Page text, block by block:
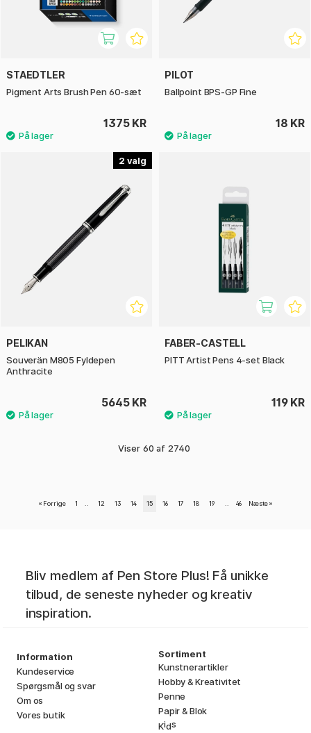
STAEDTLER
Pigment Arts Brush Pen 60-sæt
1375 KR
PILOT
Ballpoint BPS-GP Fine
18 KR
2
PELIKAN
Souverän M805 Fyldepen
Anthracite
5645 KR
FABER-CASTELL
PITT Artist Pens 4-set Black
119 KR
Viser 60 af 2740
« Forrige 1 12 13 14 15 16 17 18 19 46 Næste »
Bliv medlem af Pen Store Plus! Få unikke
tilbud, de seneste nyheder og kreativ
inspiration.
Information
Kundeservice
Spørgsmål og svar
Om os
Vores butik
Sortiment
Kunstnerartikler
Hobby & Kreativitet
Penne
Papir & Blok
Kids